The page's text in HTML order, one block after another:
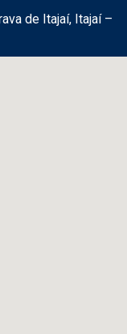
de Itajaí, Itajaí –